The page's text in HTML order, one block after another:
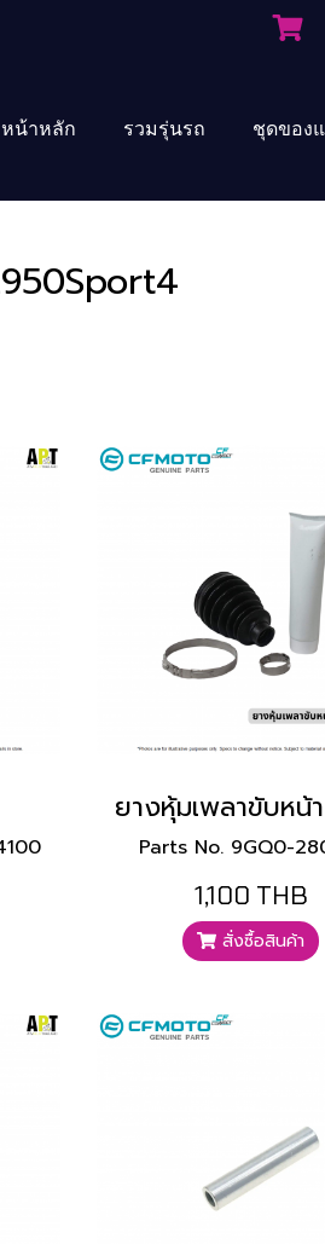
หน้าหลัก รวมรุ่นรถ ชุดของ
Parts No. 9GQ0-
1,100 THB
สั่งซื้อสินค้า